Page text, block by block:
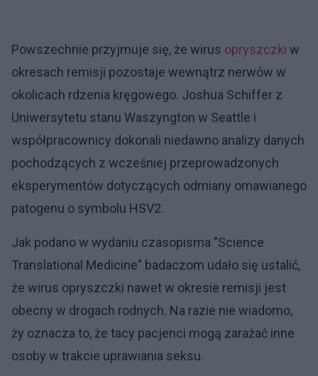
Powszechnie przyjmuje się, że wirus opryszczki w
okresach remisji pozostaje wewnątrz nerwów w
okolicach rdzenia kręgowego. Joshua Schiffer z
Uniwersytetu stanu Waszyngton w Seattle i
współpracownicy dokonali niedawno analizy danych
pochodzących z wcześniej przeprowadzonych
eksperymentów dotyczących odmiany omawianego
patogenu o symbolu HSV2.
Jak podano w wydaniu czasopisma "Science
Translational Medicine" badaczom udało się ustalić,
że wirus opryszczki nawet w okresie remisji jest
obecny w drogach rodnych. Na razie nie wiadomo,
ży oznacza to, że tacy pacjenci mogą zarażać inne
osoby w trakcie uprawiania seksu.